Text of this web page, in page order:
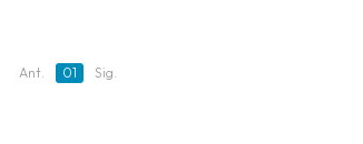
Ant. 01 Sig.